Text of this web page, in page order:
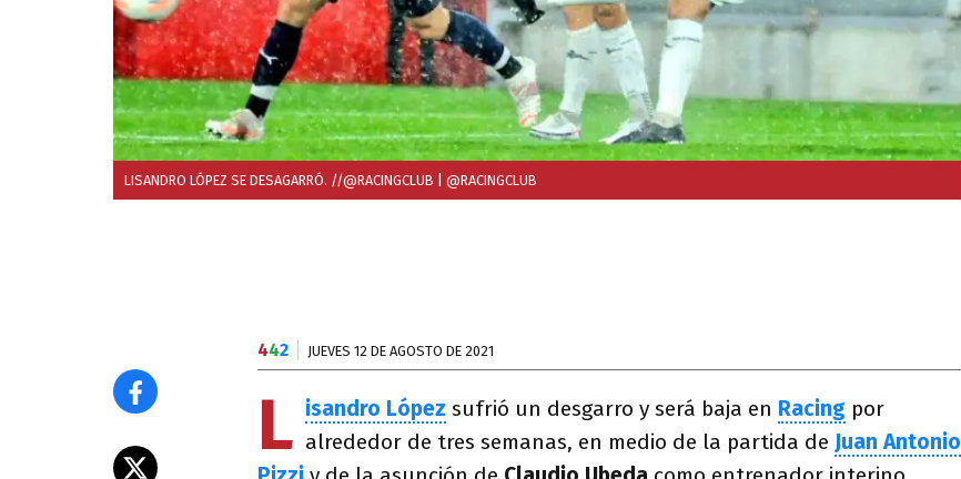
LISANDRO LÓPEZ SE DESAGARRÓ. //@RACINGCLUB | @RACINGCLUB
442 JUEVES 12 DE AGOSTO DE 2021
L isandro López sufrió un desgarro y será baja en Racing por
alrededor de tres semanas, en medio de la partida de Juan Antonio